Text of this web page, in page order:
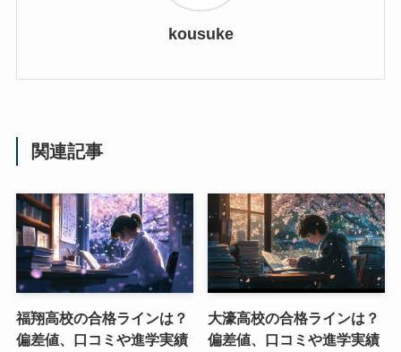
kousuke
関連記事
福翔高校の合格ラインは？
偏差値、口コミや進学実績
大濠高校の合格ラインは？
偏差値、口コミや進学実績